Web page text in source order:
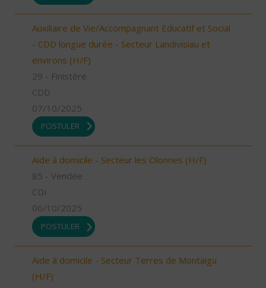
Auxiliaire de Vie/Accompagnant Educatif et Social
- CDD longue durée - Secteur Landivisiau et
environs (H/F)
29 - Finistère
CDD
07/10/2025
POSTULER
Aide à domicile - Secteur les Olonnes (H/F)
85 - Vendée
CDI
06/10/2025
POSTULER
Aide à domicile - Secteur Terres de Montaigu
(H/F)